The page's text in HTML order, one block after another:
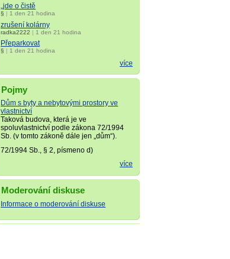
„jde o čistě
§ 1 den 21 hodina
zrušení kolárny
radka2222 | 1 den 21 hodina
Přeparkovat
§ | 1 den 21 hodina
více
Pojmy
Dům s byty a nebytovými prostory ve
vlastnictví
Taková budova, která je ve
spoluvlastnictví podle zákona 72/1994
Sb. (v tomto zákoně dále jen „dům“).
72/1994 Sb., § 2, písmeno d)
více
Moderování diskuse
Informace o moderování diskuse